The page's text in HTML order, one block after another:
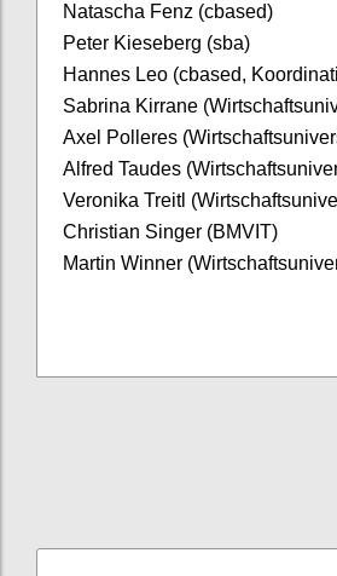
Natascha Fenz (cbased)
Peter Kieseberg (sba)
Hannes Leo (cbased,
Sabrina Kirrane
Axel Polleres
Alfred Taudes
Veronika Treitl
Christian Singer (BMVIT)
Martin Winner